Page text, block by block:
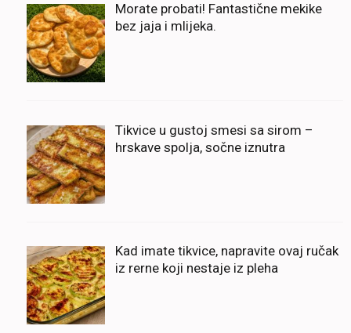
Morate probati! Fantastične mekike
bez jaja i mlijeka.
Tikvice u gustoj smesi sa sirom –
hrskave spolja, sočne iznutra
Kad imate tikvice, napravite ovaj ručak
iz rerne koji nestaje iz pleha